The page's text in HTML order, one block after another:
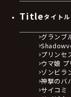
Titleタイト
グランブ
プリンセ
ウマ娘
ゾンビラ
神撃のバ
サイコミ